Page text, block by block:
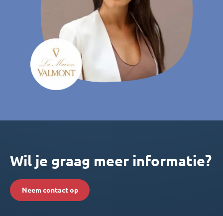
Wil je graag meer informatie?
Neem contact op